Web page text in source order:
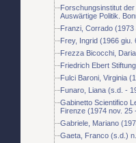
Forschungsinstitut
Auswärtige Politik.
Franzi, Corrado (1973
Frey, Ingrid (1966 giu.
Frezza Bicocchi,
Friedrich Ebert
Fulci Baroni, Virginia
Funaro, Liana (s.d. -
Gabinetto Scientifico
Firenze (1974 nov. 25
Gabriele, Mariano
Gaeta, Franco (s.d.)